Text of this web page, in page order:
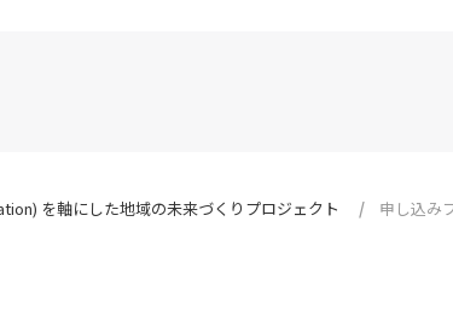
を軸にした地域の未来づくりプロジェクト 申し込み